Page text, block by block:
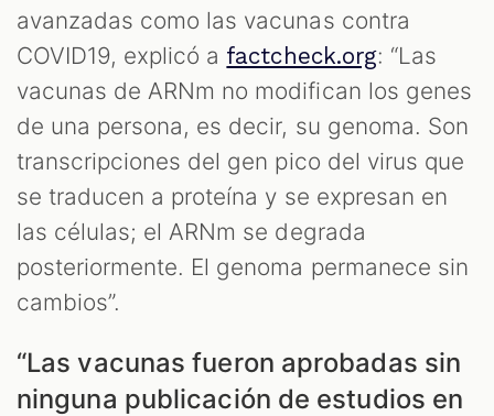
avanzadas como las vacunas contra
COVID19, explicó a factcheck.org: “Las
vacunas de ARNm no modifican los genes
de una persona, es decir, su genoma. Son
transcripciones del gen pico del virus que
se traducen a proteína y se expresan en
las células; el ARNm se degrada
posteriormente. El genoma permanece sin
cambios”.
“Las vacunas fueron aprobadas sin
ninguna publicación de estudios en